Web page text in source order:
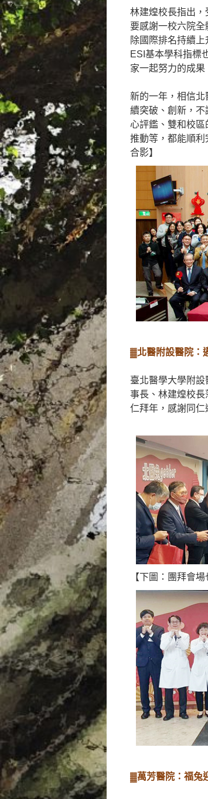
林建煌校長指出，
要感謝一校六院全
除國際排名持續
ESI基本學科指標
家一起努力的成果
新的一年，相信
續突破、創新，
心評鑑、雙和校
推動等，都能順
合影】
▓北醫附設醫院：
臺北醫學大學附
事長、林建煌校長
仁拜年，感謝同仁
【下圖：團拜會
▓萬芳醫院：福兔